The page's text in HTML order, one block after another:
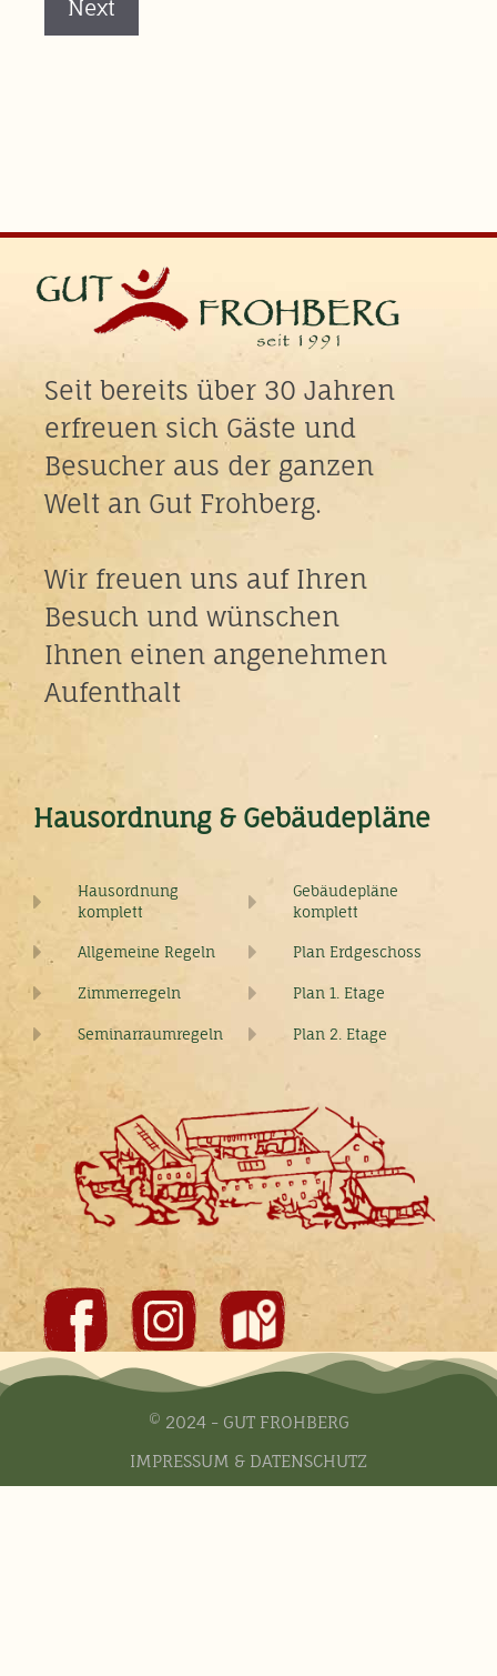
Next
Seit bereits über 30 Jahren
erfreuen sich Gäste und
Besucher aus der ganzen
Welt an Gut Frohberg.
Wir freuen uns auf Ihren
Besuch und wünschen
Ihnen einen angenehmen
Aufenthalt
Hausordnung & Gebäudepläne
Hausordnung
komplett
Allgemeine Regeln
Zimmerregeln
Seminarraumregeln
Gebäudepläne
komplett
Plan Erdgeschoss
Plan 1. Etage
Plan 2. Etage
© 2024 - GUT FROHBERG
IMPRESSUM & DATENSCHUTZ